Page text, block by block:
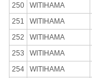
250
WITIHAMA
251
WITIHAMA
252
WITIHAMA
253
WITIHAMA
254
WITIHAMA